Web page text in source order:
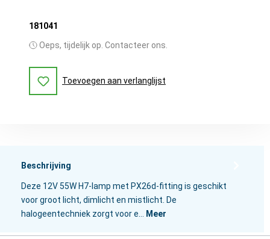
181041
Oeps, tijdelijk op. Contacteer ons.
Toevoegen aan verlanglijst
Beschrijving
Deze 12V 55W H7-lamp met PX26d-fitting is geschikt
voor groot licht, dimlicht en mistlicht. De
halogeentechniek zorgt voor e…
Meer